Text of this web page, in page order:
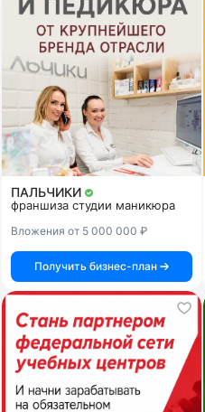
ПАЛЬЧИКИ
франшиза студии маникюра
Вложения от 5 000 000 ₽
Получить бизнес-план